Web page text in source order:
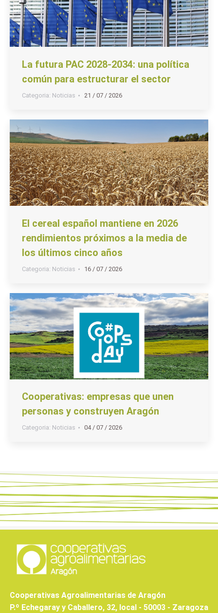
La futura PAC 2028-2034: una política
común para estructurar el sector
Categoria: Noticias 21 / 07 / 2026
El cereal español mantiene en 2026
rendimientos próximos a la media de
los últimos cinco años
Categoria: Noticias 16 / 07 / 2026
Cooperativas: empresas que unen
personas y construyen Aragón
Categoria: Noticias 04 / 07 / 2026
Cooperativas Agroalimentarias de Aragón
P.º Echegaray y Caballero, 32, local - 50003 - Zaragoza